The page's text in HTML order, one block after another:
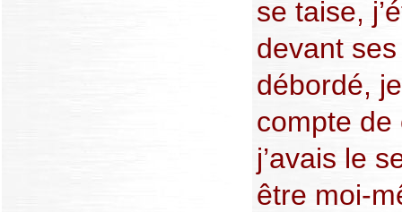
se taise,
devant
débordé,
compte de
j’avais le
être moi-